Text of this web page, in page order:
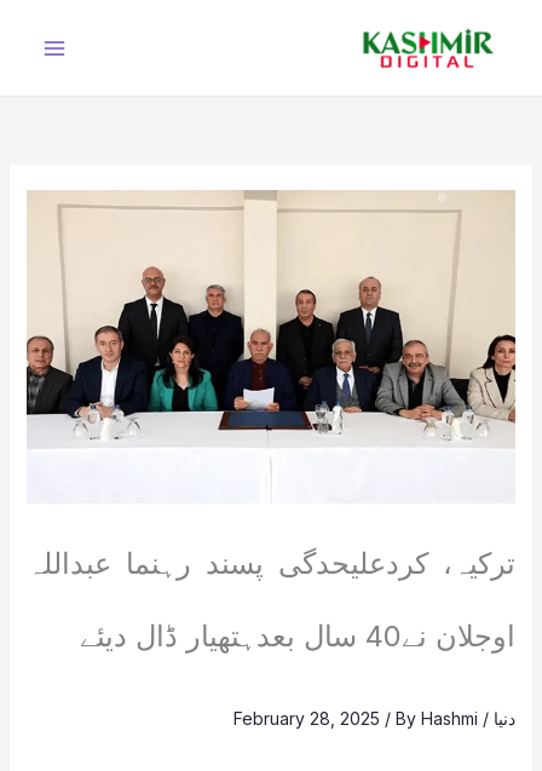
ترکیہ، کردعلیحدگی پسند رہنما عبداللہ
اوجلان نے40 سال بعدہتھیار ڈال دیئے
دنیا /
February 28, 2025 / ByHashmi